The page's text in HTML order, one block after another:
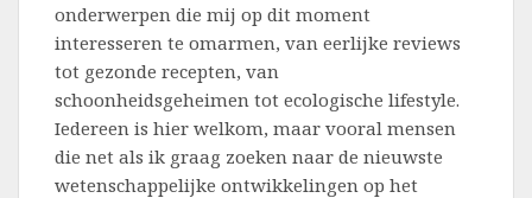
onderwerpen die mij op dit moment
interesseren te omarmen, van eerlijke reviews
tot gezonde recepten, van
schoonheidsgeheimen tot ecologische lifestyle.
Iedereen is hier welkom, maar vooral mensen
die net als ik graag zoeken naar de nieuwste
wetenschappelijke ontwikkelingen op het